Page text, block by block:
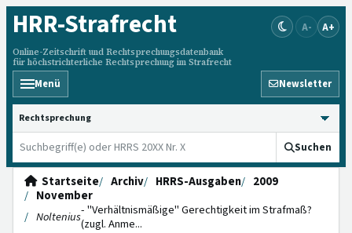
HRR-Strafrecht
Online-Zeitschrift und Rechtsprechungsdatenbank
für höchstrichterliche Rechtsprechung im Strafrecht
A- A+
Menü Newsletter
HRRS durchsuchen
Suchen
Startseite Archiv HRRS-Ausgaben
2009
November
Noltenius- "Verhältnismäßige" Gerechtigkeit im Strafmaß?
(zugl. Anme...